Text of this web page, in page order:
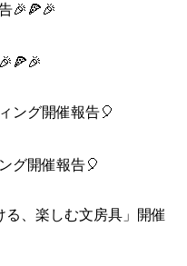
グ開催報告🎈